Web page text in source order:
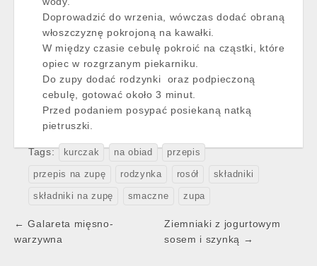
Doprowadzić do wrzenia, wówczas dodać obraną
włoszczyznę pokrojoną na kawałki.
W między czasie cebulę pokroić na cząstki, które
opiec w rozgrzanym piekarniku.
Do zupy dodać rodzynki oraz podpieczoną
cebulę, gotować około 3 minut.
Przed podaniem posypać posiekaną natką
pietruszki.
Tags: kurczak na obiad przepis
przepis na zupę rodzynka rosół składniki
składniki na zupę smaczne zupa
Post
navigation
← Galareta mięsno-
warzywna
Ziemniaki z jogurtowym
sosem i szynką →